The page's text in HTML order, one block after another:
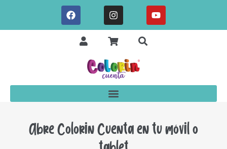
Abre Colorin Cuenta en tu móvil o